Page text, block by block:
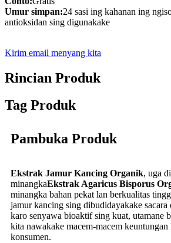
Umur simpan:24 sasi ing kahanan ing
antioksidan sing digunakake
Kirim email menyang kita
Rincian Produk
Tag Produk
Pambuka Produk
Ekstrak Jamur Kancing Organik, uga
minangkaEkstrak Agaricus Bisporus
minangka bahan pekat lan berkualitas
jamur kancing sing dibudidayakake
karo senyawa bioaktif sing kuat, utamane
kita nawakake macem-macem
konsumen.